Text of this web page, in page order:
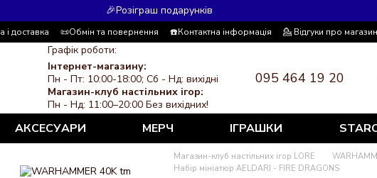
🎉Розіграш подарунків
і доставка 📜Обмін та повернення ☎️Контактна інформація 💁 Відгуки про магазин
знижок
ЗМІ про нас Політика конфіденційності
Графік роботи:
Інтернет-магазину:
Пн - Пт: 10:00-18:00; Сб - Нд: вихідні
Магазин-клуб настільних ігор:
Пн - Нд: 11:00–20:00 Без вихідних!
095 464 19 20
АКСЕСУАРИ МЕРЧ ІГРАШКИ
Магазин-клуб настільних ігор LORE
Набір мініатюр AELDARI - FIRE DRAGONS